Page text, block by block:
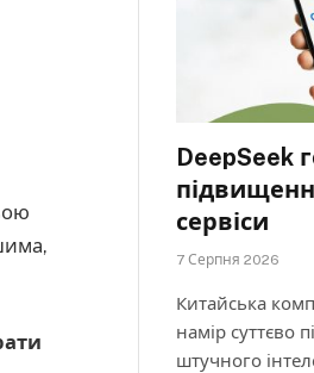
DeepSeek
сервіси
7 Серпня 2026
Китайська
намір суттєво
штучного